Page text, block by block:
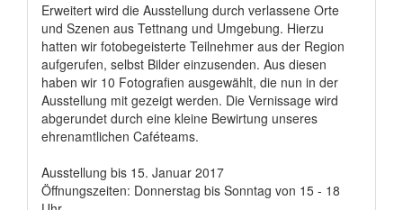
Erweitert wird die Ausstellung durch verlassene Orte
und Szenen aus Tettnang und Umgebung. Hierzu
hatten wir fotobegeisterte Teilnehmer aus der Region
aufgerufen, selbst Bilder einzusenden. Aus diesen
haben wir 10 Fotografien ausgewählt, die nun in der
Ausstellung mit gezeigt werden. Die Vernissage wird
abgerundet durch eine kleine Bewirtung unseres
ehrenamtlichen Caféteams.
Ausstellung bis 15. Januar 2017
Öffnungszeiten: Donnerstag bis Sonntag von 15 - 18